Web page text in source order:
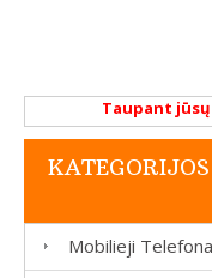
Taupant jūsų
KATEGORIJOS
Mobilieji